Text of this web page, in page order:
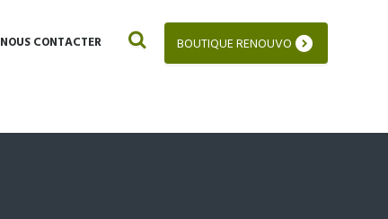
BOUTIQUE RENOUVO
NOUS CONTACTER